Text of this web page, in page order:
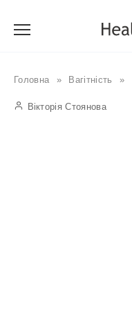
Головна » Вагітність »
Вікторія Стоянова